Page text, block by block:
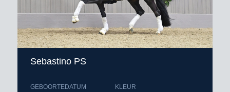
Sebastino PS
GEBOORTEDATUM KLEUR